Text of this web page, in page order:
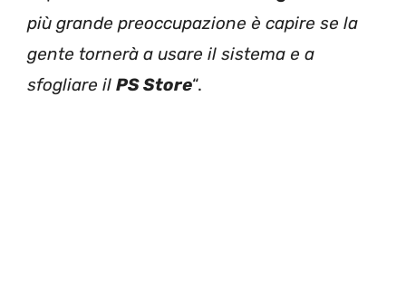
più grande preoccupazione è capire se la
gente tornerà a usare il sistema e a
sfogliare il PS Store“.